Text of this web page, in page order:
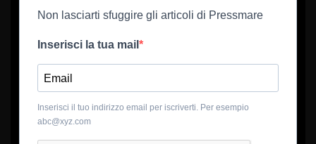
Non lasciarti sfuggire gli articoli di Pressmare
Inserisci la tua mail
Inserisci il tuo indirizzo email per iscriverti. Per esempio
abc@xyz.com